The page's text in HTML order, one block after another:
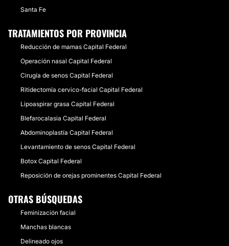
Santa Fe
TRATAMIENTOS POR PROVINCIA
Reducción de mamas Capital Federal
Operación nasal Capital Federal
Cirugía de senos Capital Federal
Ritidectomía cervico-facial Capital Federal
Lipoaspirar grasa Capital Federal
Blefarocalasia Capital Federal
Abdominoplastía Capital Federal
Levantamiento de senos Capital Federal
Botox Capital Federal
Reposición de orejas prominentes Capital Federal
OTRAS BÚSQUEDAS
Feminización facial
Manchas blancas
Delineado ojos